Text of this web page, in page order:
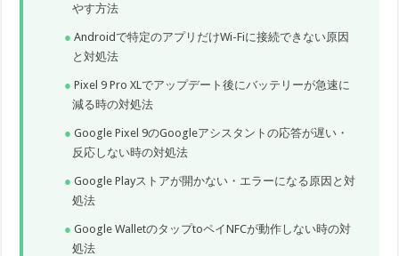
やす方法
Androidで特定のアプリだけWi-Fiに接続できない原因
と対処法
Pixel 9 Pro XLでアップデート後にバッテリーが急速に
減る時の対処法
Google Pixel 9のGoogleアシスタントの応答が遅い・
反応しない時の対処法
Google Playストアが開かない・エラーになる原因と対
処法
Google WalletのタップtoペイNFCが動作しない時の対
処法